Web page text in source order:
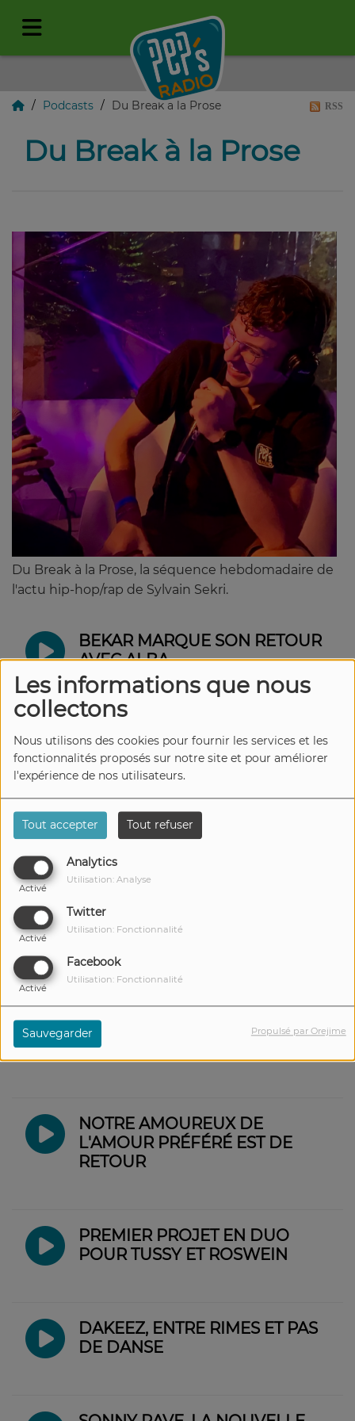
Les informations que nous
collectons
Nous utilisons des cookies pour fournir les services et les
fonctionnalités proposés sur notre site et pour améliorer
l'expérience de nos utilisateurs.
Tout accepter Tout refuser
Analytics
Activé
Utilisation: Analyse
Twitter
Activé
Utilisation: Fonctionnalité
Facebook
Activé
Utilisation: Fonctionnalité
Sauvegarder Propulsé par Orejime
Podcasts Du Break à la Prose
Du Break à la Prose
RSS
Du Break à la Prose, la séquence hebdomadaire de
l'actu hip-hop/rap de Sylvain Sekri.
BEKAR MARQUE SON RETOUR
AVEC ALBA
ZAMDANE, ENTRE ÉMOTIONS
ET TECHNICITÉ
H24, UN PROJET FONDATEUR
FÊTE SES 10 ANS
MAC MILLER,
MALHEUREUSEMENT PAS LOIN
DU CLUB DES 27
RETOUR SUR OUEST SIDE DE
BOOBA
NOTRE AMOUREUX DE
L'AMOUR PRÉFÉRÉ EST DE
RETOUR
PREMIER PROJET EN DUO
POUR TUSSY ET ROSWEIN
DAKEEZ, ENTRE RIMES ET PAS
DE DANSE